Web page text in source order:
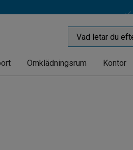
Omklädningsrum Kontor